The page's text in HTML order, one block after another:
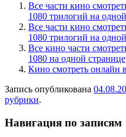
Все части кино
1080 трилогий на
Все части кино
1080 трилогий на
Все кино части
1080 на одной странице
Кино смотреть онлайн
Запись опубликована
рубрики.
Навигация по записям